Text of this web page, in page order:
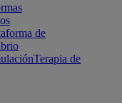
de
Terapia de